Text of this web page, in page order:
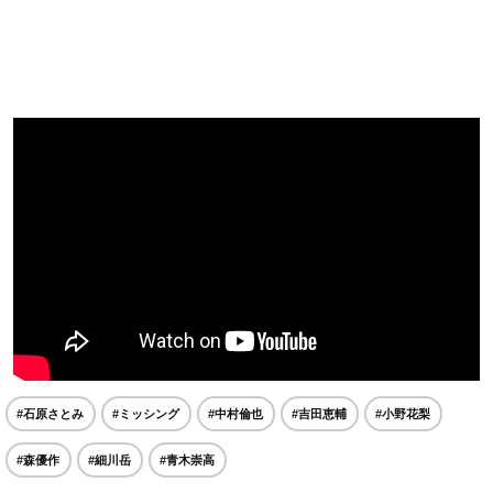
#石原さとみ #ミッシング #中村倫也 #吉田恵輔 #小野花梨
#森優作 #細川岳 #青木崇高